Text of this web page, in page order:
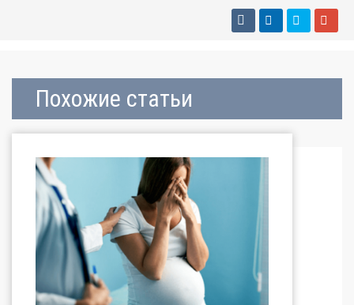
Похожие статьи